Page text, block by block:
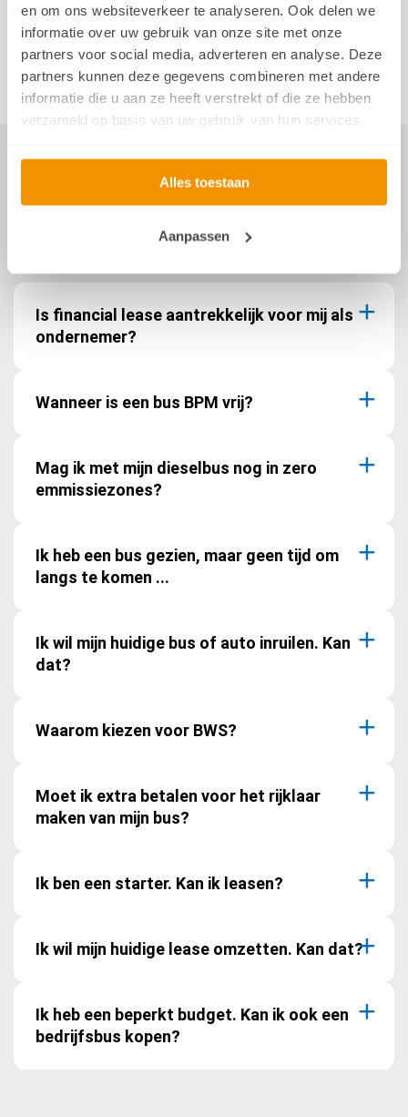
en om ons websiteverkeer te analyseren. Ook delen we
informatie over uw gebruik van onze site met onze
partners voor social media, adverteren en analyse. Deze
partners kunnen deze gegevens combineren met andere
informatie die u aan ze heeft verstrekt of die ze hebben
verzameld op basis van uw gebruik van hun services.
Alles toestaan
Aanpassen
Bussenman
06 42 74 16 05
Bekijk het aanbod
Veelgestelde vragen
Is financial lease aantrekkelijk voor mij als
ondernemer?
Wanneer is een bus BPM vrij?
Mag ik met mijn dieselbus nog in zero
emmissiezones?
Ik heb een bus gezien, maar geen tijd om
langs te komen ...
Ik wil mijn huidige bus of auto inruilen. Kan
dat?
Waarom kiezen voor BWS?
Moet ik extra betalen voor het rijklaar
maken van mijn bus?
Ik ben een starter. Kan ik leasen?
Ik wil mijn huidige lease omzetten. Kan dat?
Ik heb een beperkt budget. Kan ik ook een
bedrijfsbus kopen?